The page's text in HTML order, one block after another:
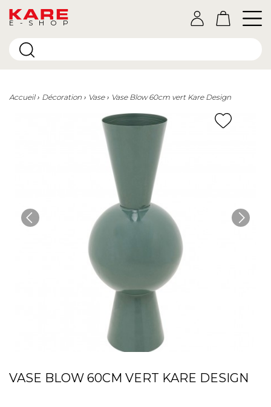
E-SHOP
Accueil Décoration Vase Vase Blow 60cm vert Kare Design
VASE BLOW 60CM VERT KARE DESIGN